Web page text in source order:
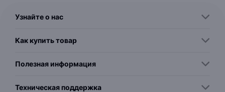
Узнайте о нас
Как купить товар
Полезная информация
Техническая поддержка